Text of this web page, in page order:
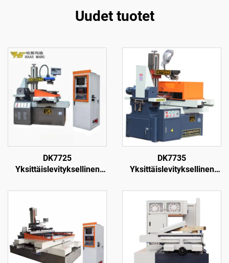
Uudet tuotet
DK7725
Yksittäislevityksellinen
DK7735
Yksittäislevityksellinen